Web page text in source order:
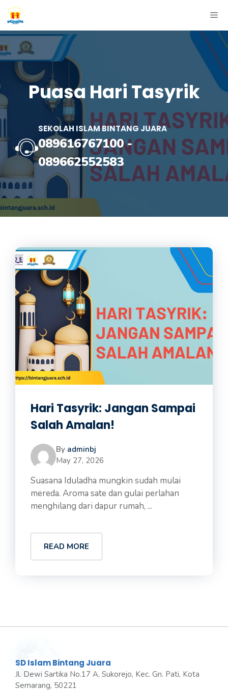
Skip
to
content
Puasa Hari Tasyrik
SEKOLAH ISLAM BINTANG JUARA
089616767100-
089662552583
Hari Tasyrik: Jangan Sampai
Salah Amalan!
By adminbj
May 27, 2026
Suasana Iduladha mungkin sudah mulai
mereda. Aroma sate dan gulai perlahan
menghilang dari dapur rumah, ...
READ MORE
SD Islam Bintang Juara
Jl. Dewi Sartika No.17 A, Sukorejo, Kec. Gn. Pati, Kota
Semarang, 50221